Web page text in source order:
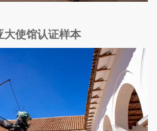
大使馆认证样本